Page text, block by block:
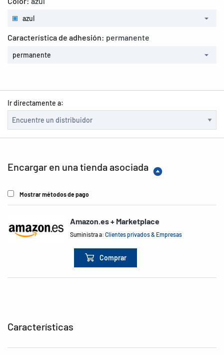
azul
Característica de adhesión: permanente
permanente
Ir directamente a:
Encargar en una tienda asociada
Mostrar métodos de pago
Amazon.es + Marketplace
Suministra a:Clientes privados & Empresas
Comprar
Características